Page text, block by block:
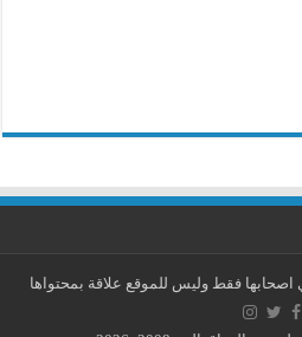
اصحابها فقط وليس للموقع علاقة بمحتواها